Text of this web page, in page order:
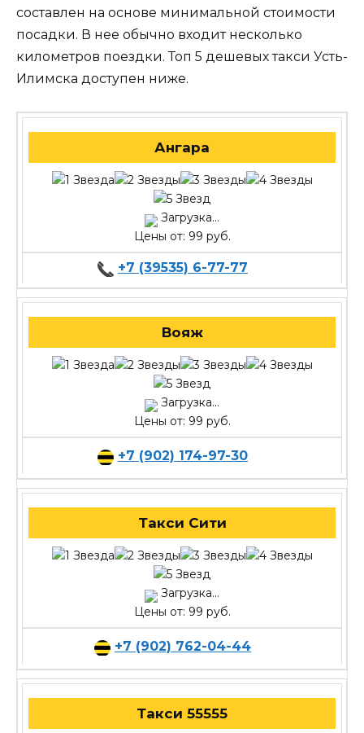
составлен на основе минимальной стоимости
посадки. В нее обычно входит несколько
километров поездки. Топ 5 дешевых такси Усть-
Илимска доступен ниже.
Ангара
Загрузка...
Цены от: 99 руб.
+7 (39535) 6-77-77
Вояж
Загрузка...
Цены от: 99 руб.
+7 (902) 174-97-30
Такси Сити
Загрузка...
Цены от: 99 руб.
+7 (902) 762-04-44
Такси 55555